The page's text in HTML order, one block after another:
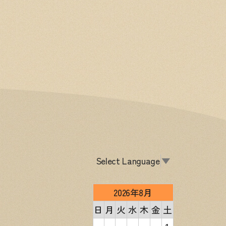
Select Language▼
2026年8月
日 月 火 水 木 金 土